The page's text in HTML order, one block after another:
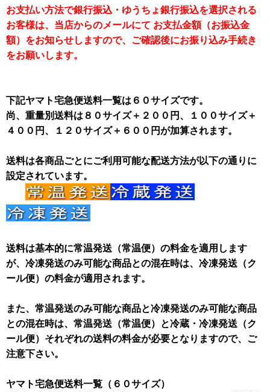
お支払い方法で銀行振込・ゆうちょ銀行振込を選択される
お客様は、当店からのメールにて お支払金額（お振込金
額）をお知らせしますので、ご確認後にお振り込み手続き
をお願いします。
下記ヤマト宅急便送料一覧は６０サイズです。
尚、重量別送料は８０サイズ＋２００円、１００サイズ＋
４００円、１２０サイズ＋６００円が加算されます。
送料は各商品ごとにご利用可能な配送方法が以下の通りに
設定されています。
送料は基本的に常温発送（常温便）の料金を適用します
が、冷凍発送のみ可能な商品との混在時は、冷凍発送（ク
ール便）の料金が適用されます。
また、常温発送のみ可能な商品と冷凍発送のみ可能な商品
との混在時は、常温発送（常温便）と冷蔵・冷凍発送（ク
ール便）それぞれの送料の料金が必要となりますので、ご
注意下さい。
ヤマト宅急便送料一覧（６０サイズ）